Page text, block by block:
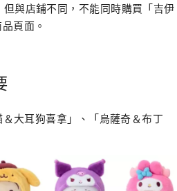
與店鋪不同，不能同時購買「吉伊
頁面。
大耳狗喜拿」、「烏薩奇＆布丁